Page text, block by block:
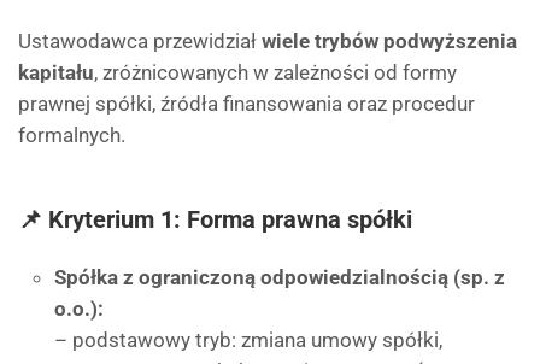
Ustawodawca przewidział wiele trybów podwyższenia
kapitału, zróżnicowanych w zależności od formy
prawnej spółki, źródła finansowania oraz procedur
formalnych.
📌 Kryterium 1: Forma prawna spółki
Spółka z ograniczoną odpowiedzialnością (sp. z
o.o.):
– podstawowy tryb: zmiana umowy spółki,